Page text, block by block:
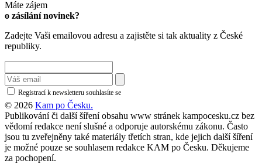
Máte zájem
o zásílání novinek?
Zadejte Vaši emailovou adresu a zajistěte si tak aktuality z České
republiky.
Registrací k newsletteru souhlasíte se
© 2026 Kam po Česku.
Publikování či další šíření obsahu www stránek kampocesku.cz bez
vědomí redakce není slušné a odporuje autorskému zákonu. Často
jsou tu zveřejněny také materiály třetích stran, kde jejich další šíření
je možné pouze se souhlasem redakce KAM po Česku. Děkujeme
za pochopení.